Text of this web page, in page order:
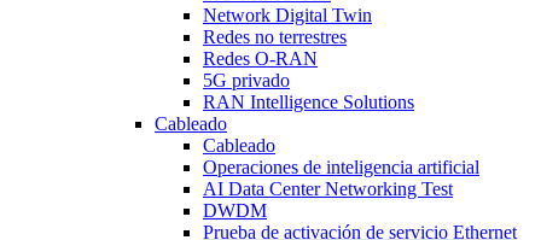
Network Digital Twin
Redes no terrestres
Redes O-RAN
5G privado
RAN Intelligence Solutions
Cableado
Cableado
Operaciones de inteligencia artificial
AI Data Center Networking Test
DWDM
Prueba de activación de servicio Ethernet